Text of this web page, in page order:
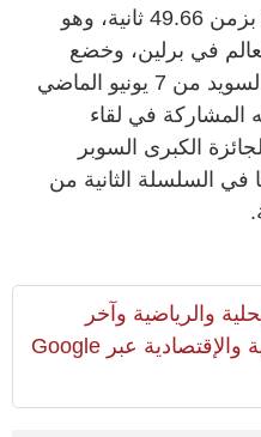
نوفمبر الماضي في السعودية بزمن 49.66 ثانية، وهو
في برلين، وخضع
شيروك لمعسكر تدريبي في السويد من 7 يونيو الماضي
المشاركة في لقاء
الكبرى السوبر
السلسلة الثانية من
والرياضية وآخر
المستجدات السياسية والإقتصادية عبر Google